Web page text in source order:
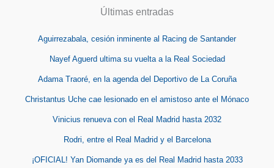
Últimas entradas
Aguirrezabala, cesión inminente al Racing de Santander
Nayef Aguerd ultima su vuelta a la Real Sociedad
Adama Traoré, en la agenda del Deportivo de La Coruña
Christantus Uche cae lesionado en el amistoso ante el Mónaco
Vinicius renueva con el Real Madrid hasta 2032
Rodri, entre el Real Madrid y el Barcelona
¡OFICIAL! Yan Diomande ya es del Real Madrid hasta 2033